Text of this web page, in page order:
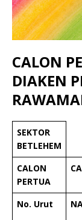
CALON
DIAKEN
SEKTOR
BETLEHEM
CALON
PERTUA
No. Urut